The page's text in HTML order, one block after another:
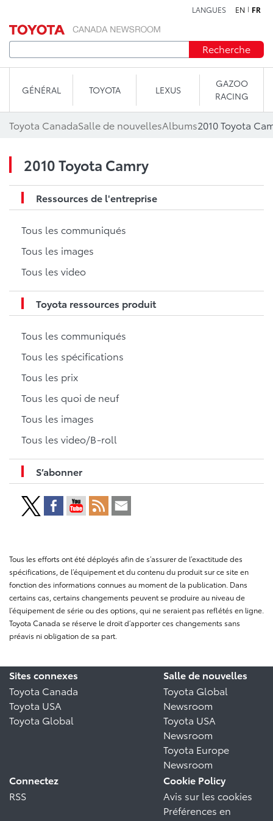
LANGUES EN FR
Recherche
GÉNÉRAL TOYOTA LEXUS
GAZOO
RACING
Toyota CanadaSalle de nouvellesAlbums2010 Toyota
2010 Toyota Camry
Ressources de l'entreprise
Tous les communiqués
Tous les images
Tous les video
Toyota ressources produit
Tous les communiqués
Tous les spécifications
Tous les prix
Tous les quoi de neuf
Tous les images
Tous les video/B-roll
S’abonner
Tous les efforts ont été déployés afin de s’assurer de l’exactitude des
spécifications, de l’équipement et du contenu du produit sur ce site en
fonction des informations connues au moment de la publication. Dans
certains cas, certains changements peuvent se produire au niveau de
l’équipement de série ou des options, qui ne seraient pas reflétés en ligne.
Toyota Canada se réserve le droit d’apporter ces changements sans
préavis ni obligation de sa part.
Sites connexes
Toyota Canada
Toyota USA
Toyota Global
Salle de nouvelles
Toyota Global
Newsroom
Toyota USA
Newsroom
Toyota Europe
Newsroom
Connectez
RSS
Cookie Policy
Avis sur les cookies
Préférences en